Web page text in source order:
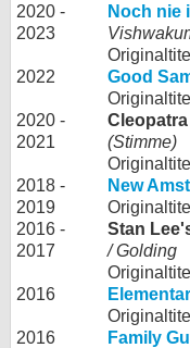
2020 -
2023
Noch nie
2022
Good
2020 -
2021
(Stimme)
2018 -
2019
New
2016 -
2017
Stan
/ Golding
2016
2016
Family